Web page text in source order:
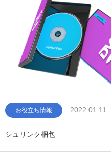
お役立ち情報 2022.01.11
シュリンク梱包